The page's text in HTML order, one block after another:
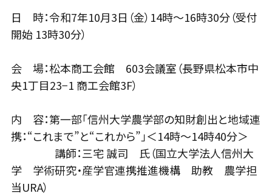
日 時：令和7年10月3日（金）14時～16時30分（受付
開始 13時30分）
会 場：松本商工会館 603会議室（長野県松本市中
央1丁目23−1 商工会館3F）
内 容：第一部「信州大学農学部の知財創出と地域連
携：“これまで”と“これから”」＜14時～14時40分＞
講師：三宅 誠司 氏（国立大学法人信州大
学 学術研究・産学官連携推進機構 助教 農学担
当URA）